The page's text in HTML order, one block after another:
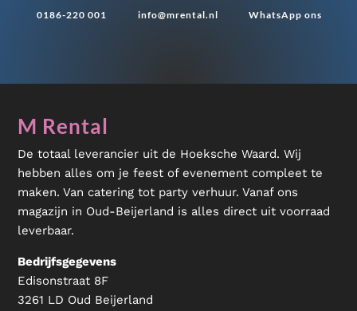
0186-220 001 info@mrental.nl WhatsApp ons
M Rental
De totaal leverancier uit de Hoeksche Waard. Wij
hebben alles om je feest of evenement compleet te
maken. Van catering tot party verhuur. Vanaf ons
magazijn in Oud-Beijerland is alles direct uit voorraad
leverbaar.
Bedrijfsgegevens
Edisonstraat 8F
3261 LD Oud Beijerland